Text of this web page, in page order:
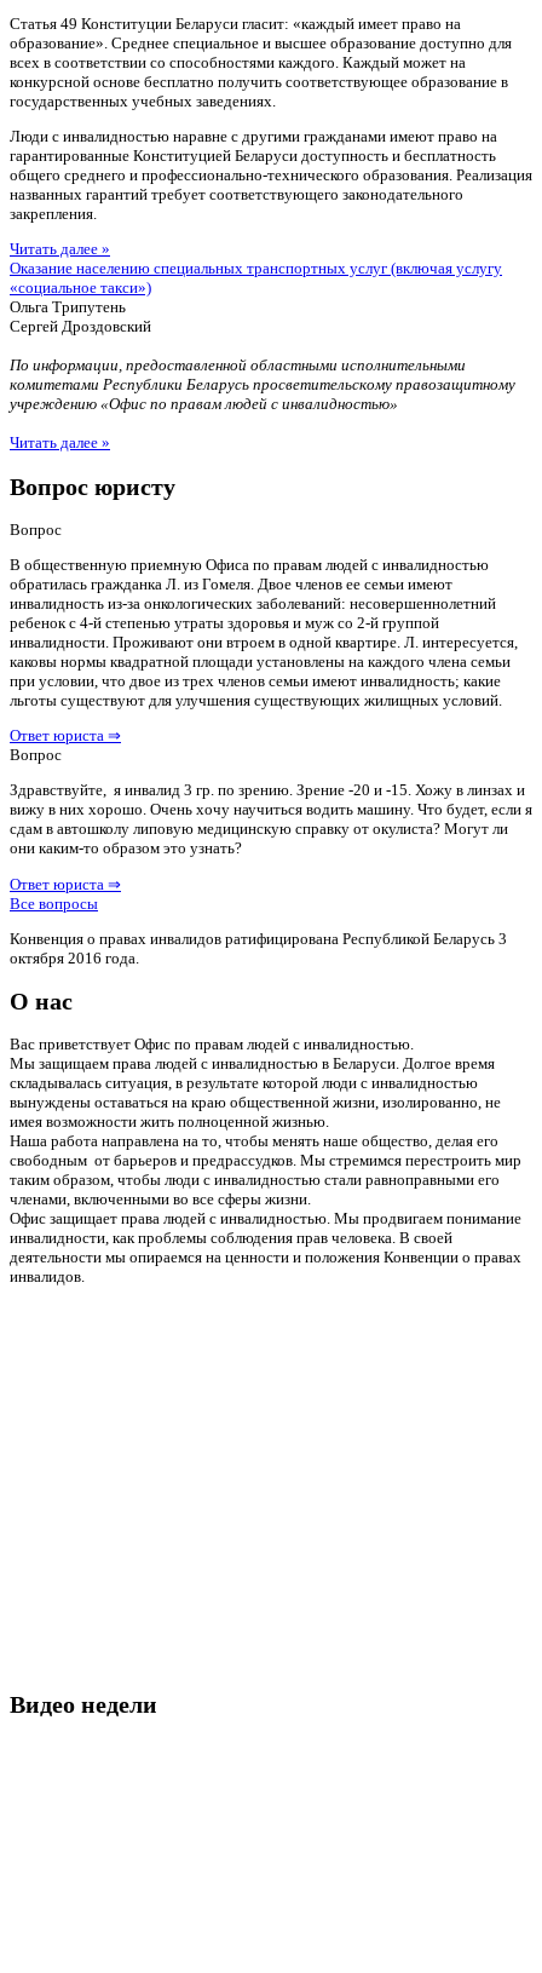
Статья 49 Конституции Беларуси гласит: «каждый имеет право на
образование». Среднее специальное и высшее образование доступно для
всех в соответствии со способностями каждого. Каждый может на
конкурсной основе бесплатно получить соответствующее образование в
государственных учебных заведениях.
Люди с инвалидностью наравне с другими гражданами имеют право на
гарантированные Конституцией Беларуси доступность и бесплатность
общего среднего и профессионально-технического образования. Реализация
названных гарантий требует соответствующего законодательного
закрепления.
Читать далее »
Оказание населению специальных транспортных услуг (включая услугу
«социальное такси»)
Ольга Трипутень
Сергей Дроздовский
По информации, предоставленной областными исполнительными
комитетами Республики Беларусь просветительскому правозащитному
учреждению «Офис по правам людей с инвалидностью»
Читать далее »
Вопрос юристу
Вопрос
В общественную приемную Офиса по правам людей с инвалидностью
обратилась гражданка Л. из Гомеля. Двое членов ее семьи имеют
инвалидность из-за онкологических заболеваний: несовершеннолетний
ребенок с 4-й степенью утраты здоровья и муж со 2-й группой
инвалидности. Проживают они втроем в одной квартире. Л. интересуется,
каковы нормы квадратной площади установлены на каждого члена семьи
при условии, что двое из трех членов семьи имеют инвалидность; какие
льготы существуют для улучшения существующих жилищных условий.
Ответ юриста ⇒
Вопрос
Здравствуйте, я инвалид 3 гр. по зрению. Зрение -20 и -15. Хожу в линзах и
вижу в них хорошо. Очень хочу научиться водить машину. Что будет, если я
сдам в автошколу липовую медицинскую справку от окулиста? Могут ли
они каким-то образом это узнать?
Ответ юриста ⇒
Все вопросы
Конвенция о правах инвалидов ратифицирована Республикой Беларусь 3
октября 2016 года.
О нас
Вас приветствует Офис по правам людей с инвалидностью.
Мы защищаем права людей с инвалидностью в Беларуси. Долгое время
складывалась ситуация, в результате которой люди с инвалидностью
вынуждены оставаться на краю общественной жизни, изолированно, не
имея возможности жить полноценной жизнью.
Наша работа направлена на то, чтобы менять наше общество, делая его
свободным от барьеров и предрассудков. Мы стремимся перестроить мир
таким образом, чтобы люди с инвалидностью стали равноправными его
членами, включенными во все сферы жизни.
Офис защищает права людей с инвалидностью. Мы продвигаем понимание
инвалидности, как проблемы соблюдения прав человека. В своей
деятельности мы опираемся на ценности и положения Конвенции о правах
инвалидов.
Видео недели